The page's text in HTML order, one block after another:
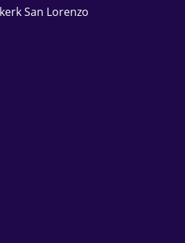
San Lorenzo